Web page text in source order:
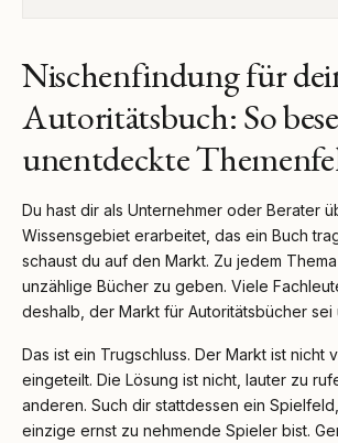
Nischenfindung für
Autoritätsbuch: So
unentdeckte
Du hast dir als Unternehmer oder Berater
Wissensgebiet erarbeitet, das ein Buch
schaust du auf den Markt. Zu jedem
unzählige Bücher zu geben. Viele
deshalb, der Markt für Autoritätsbücher sei
Das ist ein Trugschluss. Der Markt ist nicht
eingeteilt. Die Lösung ist nicht, lauter zu
anderen. Such dir stattdessen ein
einzige ernst zu nehmende Spieler bist.